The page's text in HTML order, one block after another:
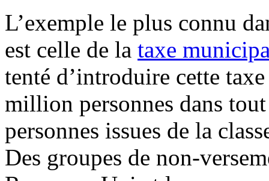
L’exemple le plus connu
est celle de la taxe
tenté d’introduire cette
million personnes dans
personnes issues de la
Des groupes de non-